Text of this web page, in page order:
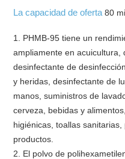
La capacidad de oferta80
1. PHMB-95 tiene un
ampliamente en acuicultura,
desinfectante de
y heridas, desinfectante de
manos, suministros de
cerveza, bebidas y
higiénicas, toallas
productos.
2. El polvo de